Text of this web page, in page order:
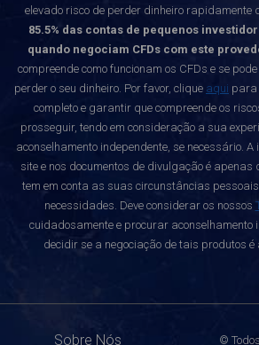
elevado risco de perder dinheiro rapidamente
85.5% das contas de pequenos
quando negociam CFDs com este
compreende como funcionam os CFDs e se
perder o seu dinheiro. Por favor, clique aqui para
completo e garantir que compreende os
prosseguir, tendo em consideração a sua
aconselhamento independente, se necessário.
site e nos documentos de divulgação é apenas
tem em conta as suas circunstâncias
necessidades. Deve considerar os nossos
cuidadosamente e procurar aconselhamento
decidir se a negociação de tais produtos
Sobre Nós ©